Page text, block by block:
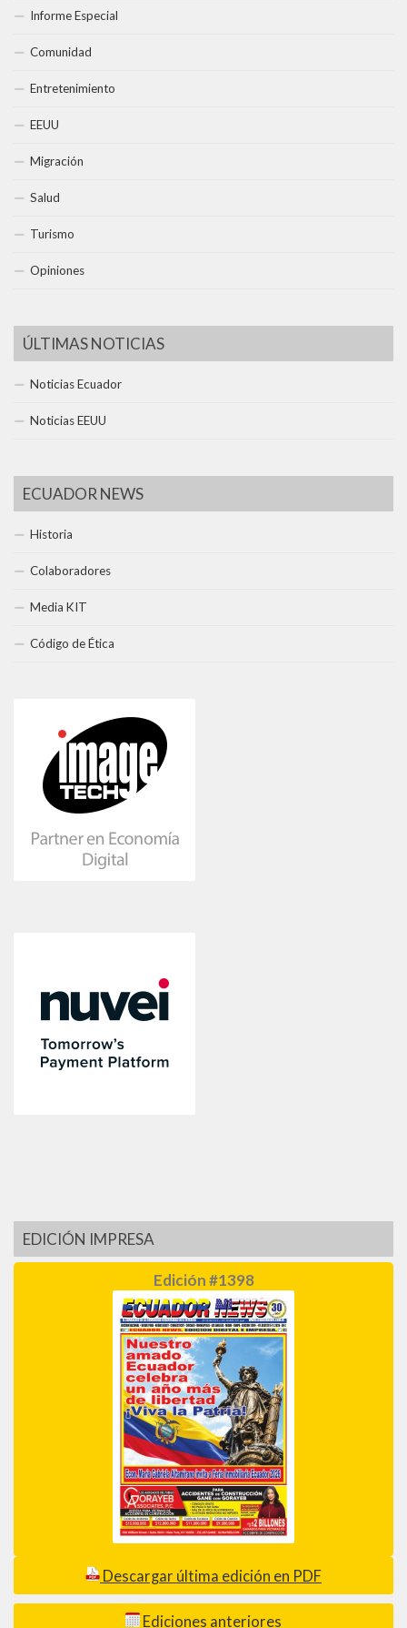
Informe Especial
Comunidad
Entretenimiento
EEUU
Migración
Salud
Turismo
Opiniones
ÚLTIMAS NOTICIAS
Noticias Ecuador
Noticias EEUU
ECUADOR NEWS
Historia
Colaboradores
Media KIT
Código de Ética
EDICIÓN IMPRESA
Edición #1398
Descargar última edición en PDF
Ediciones anteriores